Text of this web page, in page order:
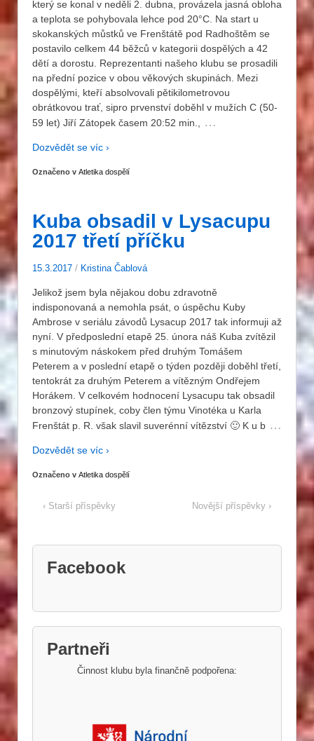
který se konal v neděli 2. dubna, provázela jasná obloha
a teplota se pohybovala lehce pod 20°C. Na start u
skokanských můstků ve Frenštátě pod Radhoštěm se
postavilo celkem 44 běžců v kategorii dospělých a 42
dětí a dorostu. Reprezentanti našeho klubu se prosadili
na přední pozice v obou věkových skupinách. Mezi
dospělými, kteří absolvovali pětikilometrovou
obrátkovou trať, sipro prvenství doběhl v mužích C (50-
59 let) Jiří Zátopek časem 20:52 min.,
…
Dozvědět se víc ›
Označeno v Atletika dospělí
Kuba obsadil v Lysacupu
2017 třetí příčku
15.3.2017 / Kristina Čablová
Jelikož jsem byla nějakou dobu zdravotně
indisponovaná a nemohla psát, o úspěchu Kuby
Ambrose v seriálu závodů Lysacup 2017 tak informuji až
nyní. V předposlední etapě 25. února náš Kuba zvítězil
s minutovým náskokem před druhým Tomášem
Peterem a v poslední etapě o týden později doběhl třetí,
tentokrát za druhým Peterem a vítězným Ondřejem
Horákem. V celkovém hodnocení Lysacupu tak obsadil
bronzový stupínek, coby člen týmu Vinotéka u Karla
Frenštát p. R. však slavil suverénní vítězství 🙂 K u b …
Dozvědět se víc ›
Označeno v Atletika dospělí
‹ Starší příspěvky Novější příspěvky ›
Facebook
Partneři
Činnost klubu byla finančně podpořena: